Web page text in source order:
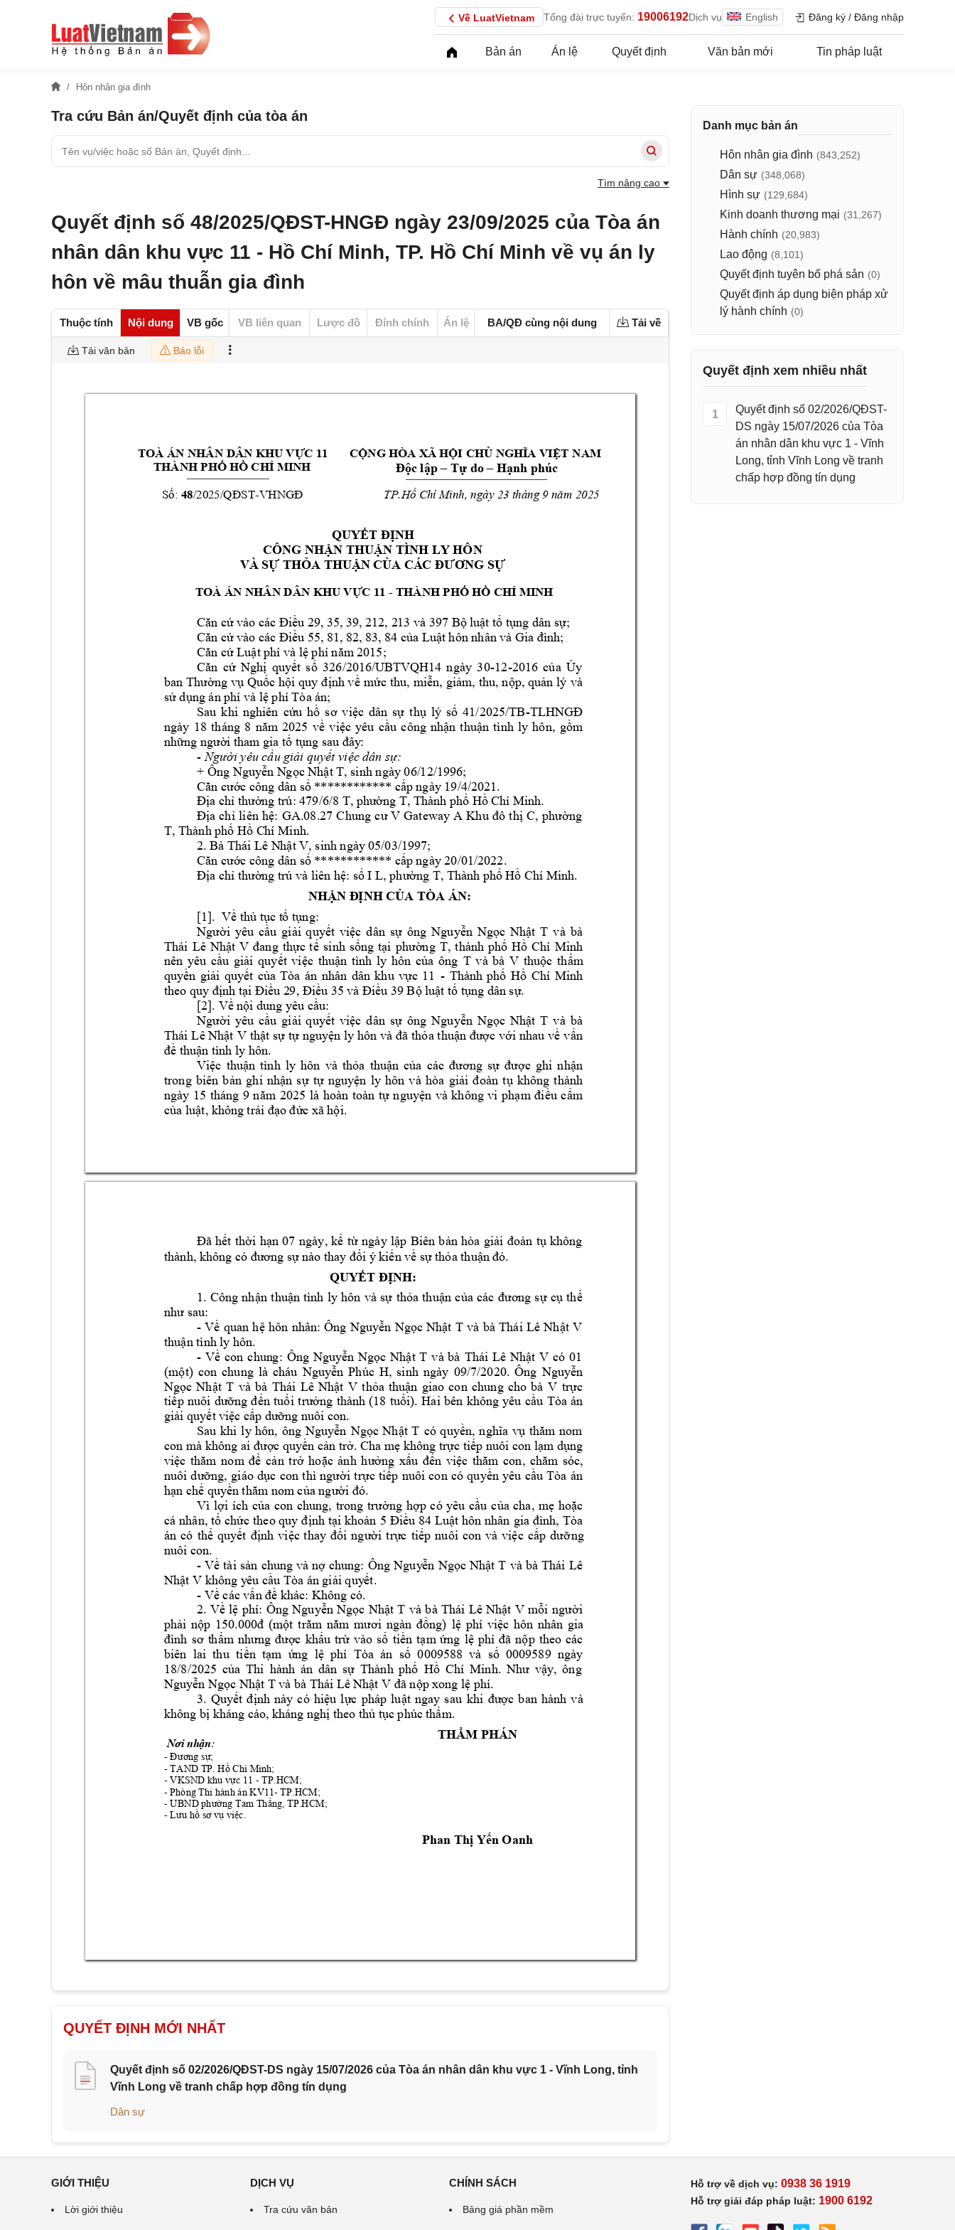
Về LuatVietnam Tổng đài trực tuyến: 19006192Dịch vụ English Đăng ký / Đăng nhập
Bản án Án lệ Quyết định Văn bản mới Tin pháp luật
Hôn nhân gia đình
Tra cứu Bản án/Quyết định của tòa án
Tìm nâng cao
Quyết định số 48/2025/QĐST-HNGĐ ngày 23/09/2025 của Tòa án
nhân dân khu vực 11 - Hồ Chí Minh, TP. Hồ Chí Minh về vụ án ly
hôn về mâu thuẫn gia đình
Thuộc tính Nội dung VB gốc VB liên quan Lược đồ Đính chính Án lệ BA/QĐ cùng nội dung Tải về
Tải văn bản Báo lỗi
TOÀ ÁN NHÂN DÂN KHU VỰC 11
THÀNH PHỐ HỒ CHÍ MINH
Số: 48/2025/QĐST-VHNGĐ
CỘNG HÒA XÃ HỘI CHỦ NGHĨA VIỆT NAM
Độc lập – Tự do – Hạnh phúc
TP.Hồ Chí Minh, ngày 23 tháng 9 năm 2025
QUYẾT ĐỊNH
CÔNG NHẬN THUẬN TÌNH LY HÔN
VÀ SỰ THỎA THUẬN CỦA CÁC ĐƯƠNG SỰ
TOÀ ÁN NHÂN DÂN KHU VỰC 11 - THÀNH PHỐ HỒ CHÍ MINH
Căn cứ vào các Điều 29, 35, 39, 212, 213 và 397 Bộ luật tố tụng dân sự;
Căn cứ vào các Điều 55, 81, 82, 83, 84 của Luật hôn nhân và Gia đình;
Căn cứ Luật phí và lệ phí năm 2015;
Căn cứ Nghị quyết số 326/2016/UBTVQH14 ngày 30-12-2016 của Ủy
ban Thường vụ Quốc hội quy định về mức thu, miễn, giảm, thu, nộp, quản lý và
sử dụng án phí và lệ phí Tòa án;
Sau khi nghiên cứu hồ sơ việc dân sự thụ lý số 41/2025/TB-TLHNGĐ
ngày 18 tháng 8 năm 2025 về việc yêu cầu công nhận thuận tình ly hôn, gồm
những người tham gia tố tụng sau đây:
- Người yêu cầu giải quyết việc dân sự:
+ Ông Nguyễn Ngọc Nhật T, sinh ngày 06/12/1996;
Căn cước công dân số ************ cấp ngày 19/4/2021.
Địa chỉ thường trú: 479/6/8 T, phường T, Thành phố Hồ Chí Minh.
Địa chỉ liên hệ: GA.08.27 Chung cư V Gateway A Khu đô thị C, phường
T, Thành phố Hồ Chí Minh.
2. Bà Thái Lê Nhật V, sinh ngày 05/03/1997;
Căn cước công dân số ************ cấp ngày 20/01/2022.
Địa chỉ thường trú và liên hệ: số I L, phường T, Thành phố Hồ Chí Minh.
NHẬN ĐỊNH CỦA TÒA ÁN:
[1]. Về thủ tục tố tụng:
Người yêu cầu giải quyết việc dân sự ông Nguyễn Ngọc Nhật T và bà
Thái Lê Nhật V đang thực tế sinh sống tại phường T, thành phố Hồ Chí Minh
nên yêu cầu giải quyết việc thuận tình ly hôn của ông T và bà V thuộc thẩm
quyền giải quyết của Tòa án nhân dân khu vực 11 - Thành phố Hồ Chí Minh
theo quy định tại Điều 29, Điều 35 và Điều 39 Bộ luật tố tụng dân sự.
[2]. Về nội dung yêu cầu:
Người yêu cầu giải quyết việc dân sự ông Nguyễn Ngọc Nhật T và bà
Thái Lê Nhật V thật sự tự nguyện ly hôn và đã thỏa thuận được với nhau về vấn
đề thuận tình ly hôn.
Việc thuận tình ly hôn và thỏa thuận của các đương sự được ghi nhận
trong biên bản ghi nhận sự tự nguyện ly hôn và hòa giải đoàn tụ không thành
ngày 15 tháng 9 năm 2025 là hoàn toàn tự nguyện và không vi phạm điều cấm
của luật, không trái đạo đức xã hội.
Đã hết thời hạn 07 ngày, kể từ ngày lập Biên bản hòa giải đoàn tụ không
thành, không có đương sự nào thay đổi ý kiến về sự thỏa thuận đó.
QUYẾT ĐỊNH:
1. Công nhận thuận tình ly hôn và sự thỏa thuận của các đương sự cụ thể
như sau:
- Về quan hệ hôn nhân: Ông Nguyễn Ngọc Nhật T và bà Thái Lê Nhật V
thuận tình ly hôn.
- Về con chung: Ông Nguyễn Ngọc Nhật T và bà Thái Lê Nhật V có 01
(một) con chung là cháu Nguyễn Phúc H, sinh ngày 09/7/2020. Ông Nguyễn
Ngọc Nhật T và bà Thái Lê Nhật V thỏa thuận giao con chung cho bà V trực
tiếp nuôi dưỡng đến tuổi trưởng thành (18 tuổi). Hai bên không yêu cầu Tòa án
giải quyết việc cấp dưỡng nuôi con.
Sau khi ly hôn, ông Nguyễn Ngọc Nhật T có quyền, nghĩa vụ thăm nom
con mà không ai được quyền cản trở. Cha mẹ không trực tiếp nuôi con lạm dụng
việc thăm nom để cản trở hoặc ảnh hưởng xấu đến việc thăm con, chăm sóc,
nuôi dưỡng, giáo dục con thì người trực tiếp nuôi con có quyền yêu cầu Tòa án
hạn chế quyền thăm nom của người đó.
Vì lợi ích của con chung, trong trường hợp có yêu cầu của cha, mẹ hoặc
cá nhân, tổ chức theo quy định tại khoản 5 Điều 84 Luật hôn nhân gia đình, Tòa
án có thể quyết định việc thay đổi người trực tiếp nuôi con và việc cấp dưỡng
nuôi con.
- Về tài sản chung và nợ chung: Ông Nguyễn Ngọc Nhật T và bà Thái Lê
Nhật V không yêu cầu Tòa án giải quyết.
- Về các vấn đề khác: Không có.
2. Về lệ phí: Ông Nguyễn Ngọc Nhật T và bà Thái Lê Nhật V mỗi người
phải nộp 150.000đ (một trăm năm mươi ngàn đồng) lệ phí việc hôn nhân gia
đình sơ thẩm nhưng được khấu trừ vào số tiền tạm ứng lệ phí đã nộp theo các
biên  lai  thu tiền  tạm  ứng  lệ  phí Tòa  án  số
  0009588  và  số  0009589  ngày
18/8/2025 của Thi hành án dân sự Thành phố Hồ Chí Minh. Như vậy, ông
Nguyễn Ngọc Nhật T và bà Thái Lê Nhật V đã nộp xong lệ phí.
3. Quyết định này có hiệu lực pháp luật ngay sau khi được ban hành và
không bị kháng cáo, kháng nghị theo thủ tục phúc thẩm.
Nơi nhận:
- Đương sự;
- TAND TP. Hồ Chí Minh;
- VKSND khu vực 11 - TP.HCM;
- Phòng Thi hành án KV11- TP.HCM;
- UBND phường Tam Thắng, TP.HCM;
- Lưu hồ sơ vụ việc.
THẨM PHÁN
Phan Thị Yến Oanh
QUYẾT ĐỊNH MỚI NHẤT
Quyết định số 02/2026/QĐST-DS ngày 15/07/2026 của Tòa án nhân dân khu vực 1 - Vĩnh Long, tỉnh
Vĩnh Long về tranh chấp hợp đồng tín dụng
Dân sự
Danh mục bản án
Hôn nhân gia đình (843,252)
Dân sự (348,068)
Hình sự (129,684)
Kinh doanh thương mại (31,267)
Hành chính (20,983)
Lao động (8,101)
Quyết định tuyên bố phá sản (0)
Quyết định áp dụng biện pháp xử
lý hành chính (0)
Quyết định xem nhiều nhất
1
Quyết định số 02/2026/QĐST-
DS ngày 15/07/2026 của Tòa
án nhân dân khu vực 1 - Vĩnh
Long, tỉnh Vĩnh Long về tranh
chấp hợp đồng tín dụng
GIỚI THIỆU
Lời giới thiệu
DỊCH VỤ
Tra cứu văn bản
CHÍNH SÁCH
Bảng giá phần mềm
Hỗ trợ về dịch vụ: 0938 36 1919
Hỗ trợ giải đáp pháp luật: 1900 6192